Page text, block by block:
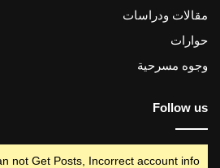
مقالات ودراسات
حوارات
وجوه مسرحية
Follow us
not Get Posts, Incorrect account info.